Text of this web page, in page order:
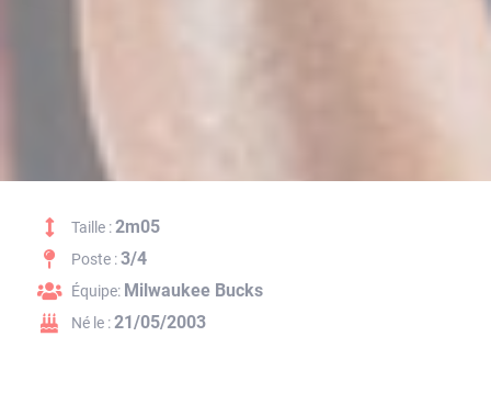
Taille :2m05
Poste :3/4
Équipe: Milwaukee Bucks
Né le :21/05/2003